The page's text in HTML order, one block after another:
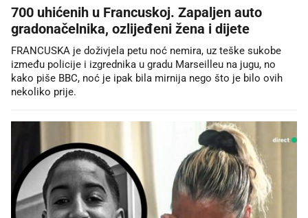
700 uhićenih u Francuskoj. Zapaljen auto
gradonačelnika, ozlijeđeni žena i dijete
FRANCUSKA je doživjela petu noć nemira, uz teške sukobe
između policije i izgrednika u gradu Marseilleu na jugu, no
kako piše BBC, noć je ipak bila mirnija nego što je bilo ovih
nekoliko prije.